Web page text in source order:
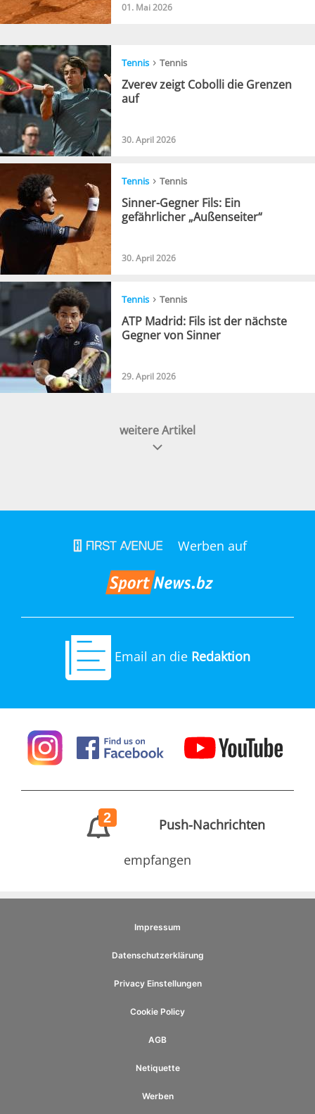
01. Mai 2026
Tennis › Tennis
Zverev zeigt Cobolli die Grenzen
auf
30. April 2026
Tennis › Tennis
Sinner-Gegner Fils: Ein
gefährlicher „Außenseiter“
30. April 2026
Tennis › Tennis
ATP Madrid: Fils ist der nächste
Gegner von Sinner
29. April 2026
weitere Artikel
Werben auf
Email an die Redaktion
2 Push-Nachrichten
empfangen
Impressum
Datenschutzerklärung
Privacy Einstellungen
Cookie Policy
AGB
Netiquette
Werben